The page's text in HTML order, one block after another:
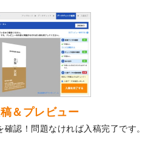
版4月始まりのカレンダーデザイン
レートを公開いたしました。
辰年の年賀ポスターデザインテンプ
を公開いたしました。
賀状のデザインテンプレート
しました。
ファイル、封筒、うちわにてオリジ
ザインで作成できるようになりまし
＆プレビュー
認！問題なければ入稿完了です。